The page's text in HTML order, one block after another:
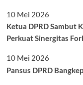
10 Mei 2026
Ketua DPRD Sambut
Perkuat Sinergitas
10 Mei 2026
Pansus DPRD